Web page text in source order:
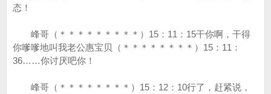
态！
峰哥（＊＊＊＊＊＊＊＊＊）15：11：15干你啊，干得
你嗲嗲地叫我老公惠宝贝（＊＊＊＊＊＊＊＊）15：11：
36……你讨厌吧你！
峰哥（＊＊＊＊＊＊＊＊）15：12：10行了，赶紧说，